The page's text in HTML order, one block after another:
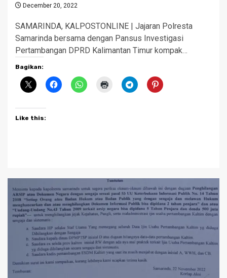
December 20, 2022
SAMARINDA, KALPOSTONLINE | Jajaran Polresta
Samarinda bersama dengan Pansus Investigasi
Pertambangan DPRD Kalimantan Timur kompak…
Bagikan:
Like this: